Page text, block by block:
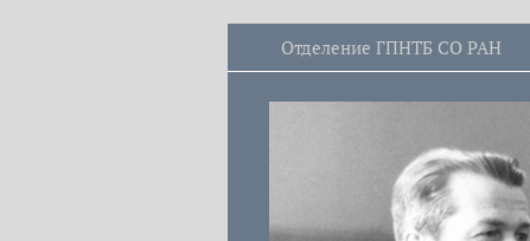
Отделение ГПНТБ СО РАН